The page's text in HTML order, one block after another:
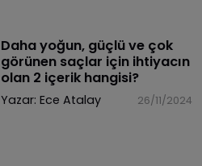
Daha yoğun, güçlü ve çok
görünen saçlar için ihtiyacın
olan 2 içerik hangisi?
Yazar: Ece Atalay 26/11/2024